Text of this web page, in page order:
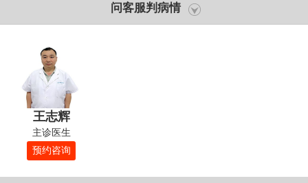
问客服判病情
王志辉
主诊医生
预约咨询